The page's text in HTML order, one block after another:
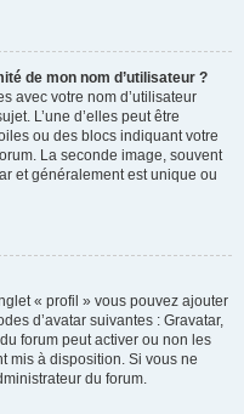
de mon nom d’utilisateur ?
avec votre nom d’utilisateur
L’une d’elles peut être
ou des blocs indiquant votre
La seconde image, souvent
et généralement est unique ou
« profil » vous pouvez ajouter
d’avatar suivantes : Gravatar,
forum peut activer ou non les
mis à disposition. Si vous ne
du forum.